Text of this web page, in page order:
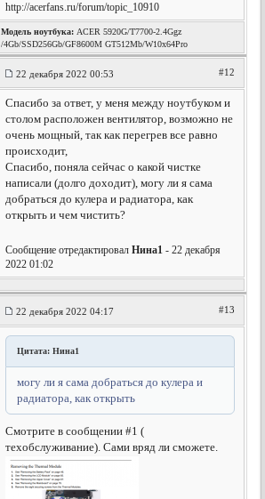
http://acerfans.ru/forum/topic_10910
Модель ноутбука: ACER 5920G/T7700-2.4Ggz
/4Gb/SSD256Gb/GF8600M GT512Mb/W10x64Pro
22 декабря 2022 00:53 #12
Спасибо за ответ, у меня между ноутбуком и
столом расположен вентилятор, возможно не
очень мощный, так как перегрев все равно
происходит,
Спасибо, поняла сейчас о какой чистке
написали (долго доходит), могу ли я сама
добраться до кулера и радиатора, как
открыть и чем чистить?
Сообщение отредактировалНина1 - 22 декабря
2022 01:02
22 декабря 2022 04:17 #13
Цитата: Нина1
могу ли я сама добраться до кулера и
радиатора, как открыть
Смотрите в сообщении #1 (
техобслуживание). Сами вряд ли сможете.